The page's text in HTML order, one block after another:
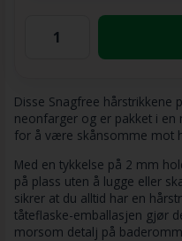
Disse Snagfree hårstrikkene
neonfarger og er pakket i
for å være skånsomme mot
Med en tykkelse på 2 mm
på plass uten å lugge eller
sikrer at du alltid har en
tåteflaske-emballasjen gjør
morsom detalj på